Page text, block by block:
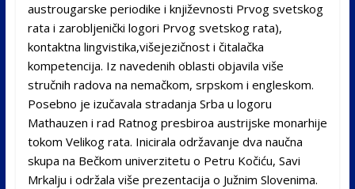
austrougarske periodike i književnosti Prvog svetskog
rata i zarobljenički logori Prvog svetskog rata),
kontaktna lingvistika,višejezičnost i čitalačka
kompetencija. Iz navedenih oblasti objavila više
stručnih radova na nemačkom, srpskom i engleskom.
Posebno je izučavala stradanja Srba u logoru
Mathauzen i rad Ratnog presbiroa austrijske monarhije
tokom Velikog rata. Inicirala održavanje dva naučna
skupa na Bečkom univerzitetu o Petru Kočiću, Savi
Mrkalju i održala više prezentacija o Južnim Slovenima.